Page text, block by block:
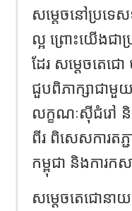
សម្តេចនៅប្រទេ
ល្អ ព្រោះយើងជ
ដែរ សម្តេចតេជ
ជួបពិភាក្សាជាមួ
លក្ខណៈស៊ីជំរៅ និ
ពីរ ពិសេសការត
កម្ពុជា និងការក
សម្តេចតេជោនា